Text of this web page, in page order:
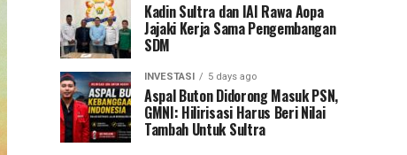
Kadin Sultra dan IAI Rawa Aopa
Jajaki Kerja Sama Pengembangan
SDM
INVESTASI 5 days ago
Aspal Buton Didorong Masuk PSN,
GMNI: Hilirisasi Harus Beri Nilai
Tambah Untuk Sultra